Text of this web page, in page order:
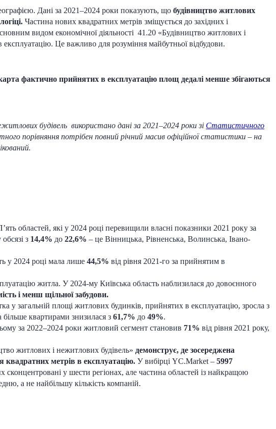
Дані за 2021–2024 роки показують, що будівництво житлових
Частина нових квадратних метрів зміщується до західних і
видом економічної діяльності 41.20 «Будівництво житлових і
Це важливо для розуміння майбутньої відбудови.
фактично прийнятих в експлуатацію площ дедалі менше збігаються
будівель використано дані за 2021–2024 роки зі Статистичного
порівняння потрібен повний річний масив офіційної статистики – на
областей, які у 2024 році перевищили власні показники 2021 року за
з 14,4% до 22,6% – це Вінницька, Рівненська, Волинська, Івано-
у 2024 році мала лише 44,5% від рівня 2021-го за прийнятим в
житла. У 2024-му Київська область наблизилася до довоєнного
і менш щільної забудови.
у загальній площі житлових будинків, прийнятих в експлуатацію, зросла з
квартирами знизилася з 61,7% до 49%.
за 2022–2024 роки житловий сегмент становив 71% від рівня 2021 року,
житлових і нежитлових будівель» демонструє, де зосереджена
квадратних метрів в експлуатацію. У вибірці YC.Market – 5997
у шести регіонах, але частина областей із найкращою
а не найбільшу кількість компаній.